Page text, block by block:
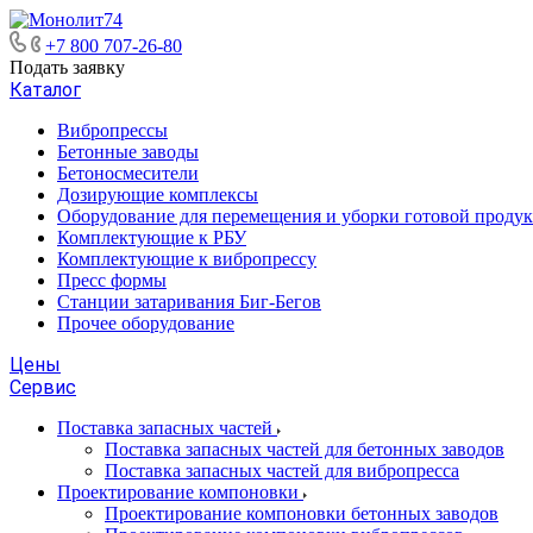
+7 800 707-26-80
Подать заявку
Каталог
Вибропрессы
Бетонные заводы
Бетоносмесители
Дозирующие комплексы
Оборудование для перемещения и уборки готовой
Комплектующие к РБУ
Комплектующие к вибропрессу
Пресс формы
Станции затаривания Биг-Бегов
Прочее оборудование
Цены
Сервис
Поставка запасных частей
Поставка запасных частей для бетонных заводов
Поставка запасных частей для вибропресса
Проектирование компоновки
Проектирование компоновки бетонных заводов